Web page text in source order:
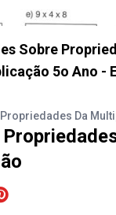
Sobre
5o Ano -
Da